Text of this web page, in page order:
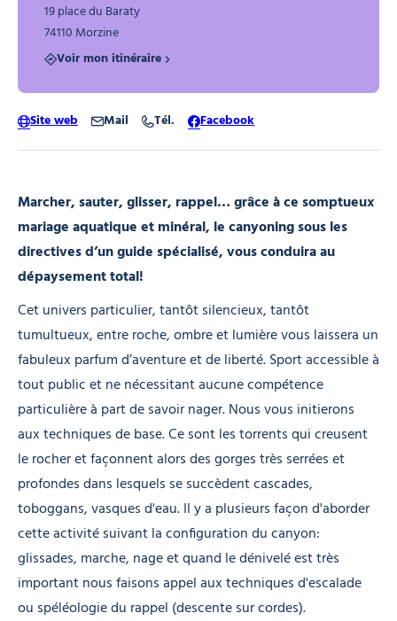
Marcher, sauter, glisser, rappel… grâce à ce somptueux
mariage aquatique et minéral, le canyoning sous les
directives d’un guide spécialisé, vous conduira au
dépaysement total!
Cet univers particulier, tantôt silencieux, tantôt
tumultueux, entre roche, ombre et lumière vous laissera un
fabuleux parfum d’aventure et de liberté. Sport accessible à
tout public et ne nécessitant aucune compétence
particulière à part de savoir nager. Nous vous initierons
aux techniques de base. Ce sont les torrents qui creusent
le rocher et façonnent alors des gorges très serrées et
profondes dans lesquels se succèdent cascades,
toboggans, vasques d'eau. Il y a plusieurs façon d'aborder
cette activité suivant la configuration du canyon:
glissades, marche, nage et quand le dénivelé est très
important nous faisons appel aux techniques d'escalade
ou spéléologie du rappel (descente sur cordes).
19 place du Baraty
74110 Morzine
Voir mon itinéraire
Site web Mail Tél. Facebook